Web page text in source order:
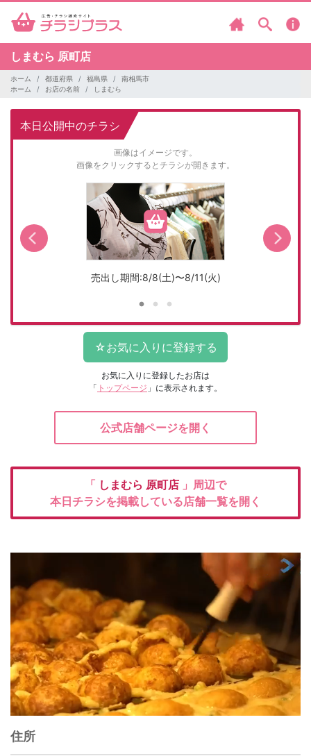
しまむら 原町店
ホーム 都道府県 福島県
南相馬市
ホーム
お店の名前 しまむら
本日公開中のチラシ
画像はイメージです。
画像をクリックするとチラシが開きます。
売出し期間:8/8(土)〜8/11(火)
お気に入りに登録したお店は
「 トップページ 」に表示されます。
公式店舗ページを開く
「 しまむら 原町店 」周辺で
本日チラシを掲載している店舗一覧を開く
住所